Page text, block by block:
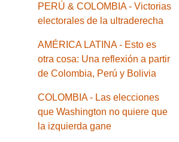
PERÚ & COLOMBIA - Victorias
electorales de la ultraderecha
AMÉRICA LATINA - Esto es
otra cosa: Una reflexión a partir
de Colombia, Perú y Bolivia
COLOMBIA - Las elecciones
que Washington no quiere que
la izquierda gane